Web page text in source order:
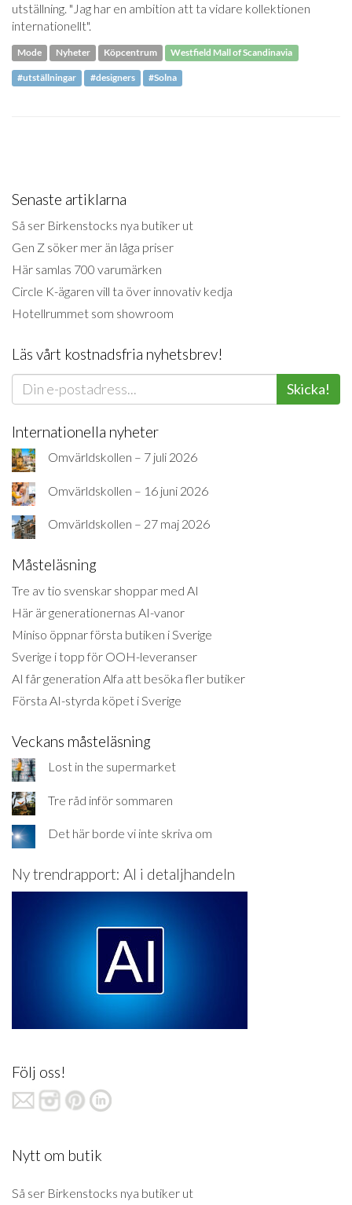
utställning. "Jag har en ambition att ta vidare kollektionen
internationellt".
Mode Nyheter Köpcentrum Westfield Mall of Scandinavia
#utställningar #designers #Solna
Senaste artiklarna
Så ser Birkenstocks nya butiker ut
Gen Z söker mer än låga priser
Här samlas 700 varumärken
Circle K-ägaren vill ta över innovativ kedja
Hotellrummet som showroom
Läs vårt kostnadsfria nyhetsbrev!
Skicka!
Internationella nyheter
Omvärldskollen – 7 juli 2026
Omvärldskollen – 16 juni 2026
Omvärldskollen – 27 maj 2026
Måsteläsning
Tre av tio svenskar shoppar med AI
Här är generationernas AI-vanor
Miniso öppnar första butiken i Sverige
Sverige i topp för OOH-leveranser
AI får generation Alfa att besöka fler butiker
Första AI-styrda köpet i Sverige
Veckans måsteläsning
Lost in the supermarket
Tre råd inför sommaren
Det här borde vi inte skriva om
Ny trendrapport: AI i detaljhandeln
Följ oss!
Nytt om butik
Så ser Birkenstocks nya butiker ut